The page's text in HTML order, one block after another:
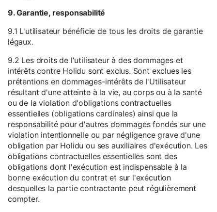
9. Garantie, responsabilité
9.1 L'utilisateur bénéficie de tous les droits de garantie
légaux.
9.2 Les droits de l'utilisateur à des dommages et
intérêts contre Holidu sont exclus. Sont exclues les
prétentions en dommages-intérêts de l'Utilisateur
résultant d'une atteinte à la vie, au corps ou à la santé
ou de la violation d'obligations contractuelles
essentielles (obligations cardinales) ainsi que la
responsabilité pour d'autres dommages fondés sur une
violation intentionnelle ou par négligence grave d'une
obligation par Holidu ou ses auxiliaires d'exécution. Les
obligations contractuelles essentielles sont des
obligations dont l'exécution est indispensable à la
bonne exécution du contrat et sur l'exécution
desquelles la partie contractante peut régulièrement
compter.